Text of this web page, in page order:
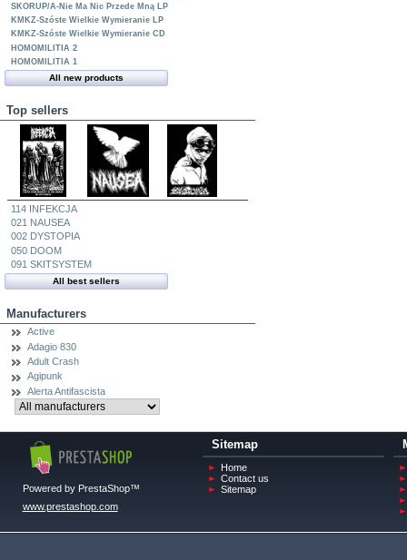
SKORUP/A-Nie Ma Nic Przede Mną LP
KMKZ-Szóste Wielkie Wymieranie LP
KMKZ-Szóste Wielkie Wymieranie CD
HOMOMILITIA 2
HOMOMILITIA 1
All new products
Top sellers
114 INFEKCJA
021 NAUSEA
002 DYSTOPIA
050 DOOM
091 SKITSYSTEM
All best sellers
Manufacturers
Active
Adagio 830
Adult Crash
Agipunk
Alerta Antifascista
Powered by PrestaShop™
www.prestashop.com
Sitemap
Home
Contact us
Sitemap